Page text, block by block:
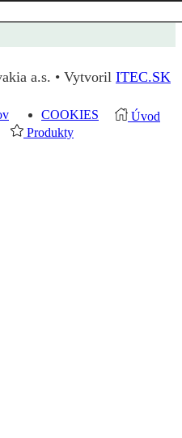
a.s. • Vytvoril ITEC.SK
COOKIES
Úvod
Produkty